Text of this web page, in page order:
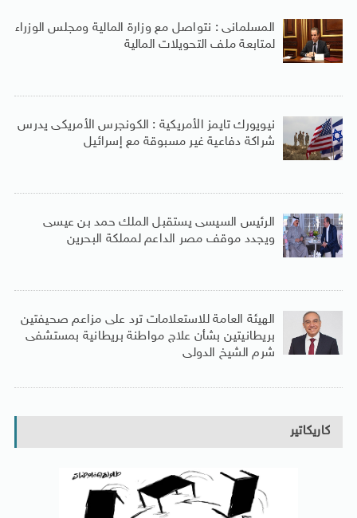
المسلمانى : نتواصل مع وزارة المالية ومجلس الوزراء
لمتابعة ملف التحويلات المالية
نيويورك تايمز الأمريكية : الكونجرس الأمريكى يدرس
شراكة دفاعية غير مسبوقة مع إسرائيل
الرئيس السيسى يستقبل الملك حمد بن عيسى
ويجدد موقف مصر الداعم لمملكة البحرين
الهيئة العامة للاستعلامات ترد على مزاعم صحيفتين
بريطانيتين بشأن علاج مواطنة بريطانية بمستشفى
شرم الشيخ الدولى
كاريكاتير